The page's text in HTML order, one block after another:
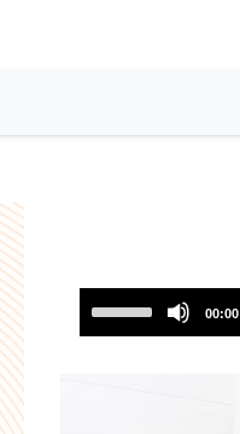
00:00
Up/Down